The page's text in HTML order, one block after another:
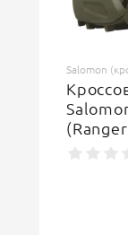
Salomon